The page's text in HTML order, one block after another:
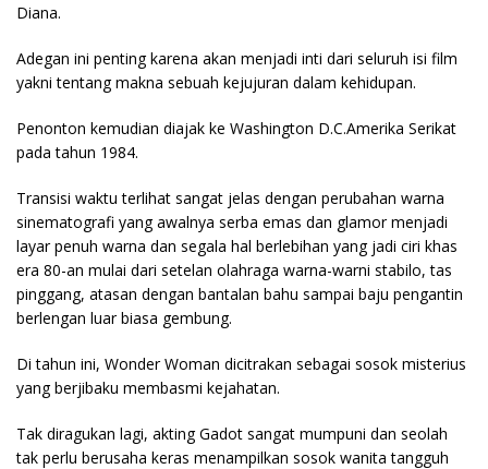
Diana.
Adegan ini penting karena akan menjadi inti dari seluruh isi film
yakni tentang makna sebuah kejujuran dalam kehidupan.
Penonton kemudian diajak ke Washington D.C.Amerika Serikat
pada tahun 1984.
Transisi waktu terlihat sangat jelas dengan perubahan warna
sinematografi yang awalnya serba emas dan glamor menjadi
layar penuh warna dan segala hal berlebihan yang jadi ciri khas
era 80-an mulai dari setelan olahraga warna-warni stabilo, tas
pinggang, atasan dengan bantalan bahu sampai baju pengantin
berlengan luar biasa gembung.
Di tahun ini, Wonder Woman dicitrakan sebagai sosok misterius
yang berjibaku membasmi kejahatan.
Tak diragukan lagi, akting Gadot sangat mumpuni dan seolah
tak perlu berusaha keras menampilkan sosok wanita tangguh